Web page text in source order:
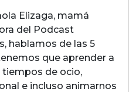
Elizaga, mamá
del Podcast
hablamos de las 5
que aprender a
de ocio,
e incluso animarnos